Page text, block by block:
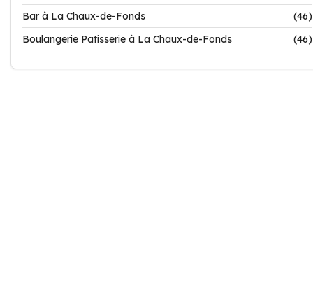
Bar à La Chaux-de-Fonds
(46)
Boulangerie Patisserie à La Chaux-de-Fonds
(46)